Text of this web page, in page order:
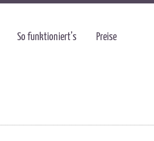
So funktioniert’s Preise